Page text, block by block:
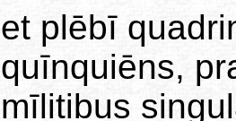
et plēbī
quīnquiēns,
mīlitibus